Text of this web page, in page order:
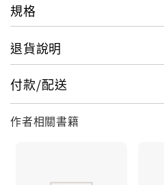
規格
退貨說明
付款/配送
作者相關書籍